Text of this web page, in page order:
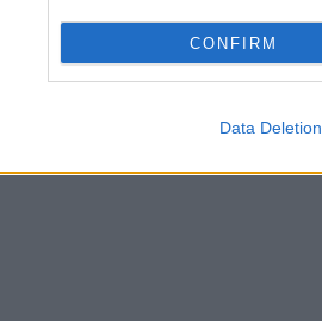
CONFIRM
Data Deletion